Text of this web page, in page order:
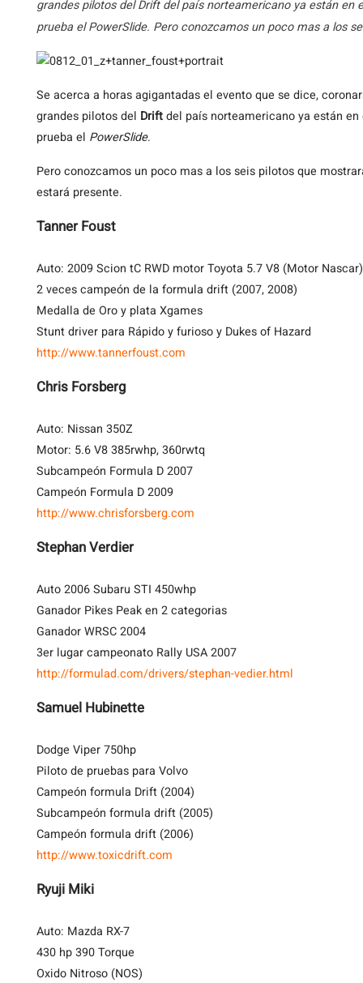
grandes pilotos del Drift del país norteamericano ya están en
prueba el PowerSlide. Pero conozcamos un poco mas a los
Se acerca a horas agigantadas el evento que se dice,
grandes pilotos del Driftdel país norteamericano ya están
prueba el PowerSlide.
Pero conozcamos un poco mas a los seis pilotos que
estará presente.
Tanner Foust
Auto: 2009 Scion tC RWD motor Toyota 5.7 V8 (Motor
2 veces campeón de la formula drift (2007, 2008)
Medalla de Oro y plata Xgames
Stunt driver para Rápido y furioso y Dukes of Hazard
http://www.tannerfoust.com
Chris Forsberg
Auto: Nissan 350Z
Motor: 5.6 V8 385rwhp, 360rwtq
Subcampeón Formula D 2007
Campeón Formula D 2009
http://www.chrisforsberg.com
Stephan Verdier
Auto 2006 Subaru STI 450whp
Ganador Pikes Peak en 2 categorias
Ganador WRSC 2004
3er lugar campeonato Rally USA 2007
http://formulad.com/drivers/stephan-vedier.html
Samuel Hubinette
Dodge Viper 750hp
Piloto de pruebas para Volvo
Campeón formula Drift (2004)
Subcampeón formula drift (2005)
Campeón formula drift (2006)
http://www.toxicdrift.com
Ryuji Miki
Auto: Mazda RX-7
430 hp 390 Torque
Oxido Nitroso (NOS)